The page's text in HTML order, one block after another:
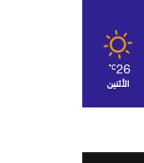
26
℃
الأثنين